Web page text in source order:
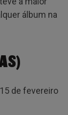
álbum na
15 de fevereiro